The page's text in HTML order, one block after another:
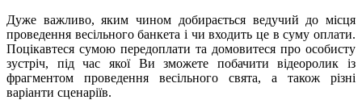
Дуже важливо, яким чином добирається ведучий до місця
проведення весільного банкета і чи входить це в суму оплати.
Поцікавтеся сумою передоплати та домовитеся про особисту
зустріч, під час якої Ви зможете побачити відеоролик із
фрагментом проведення весільного свята, а також різні
варіанти сценаріїв.